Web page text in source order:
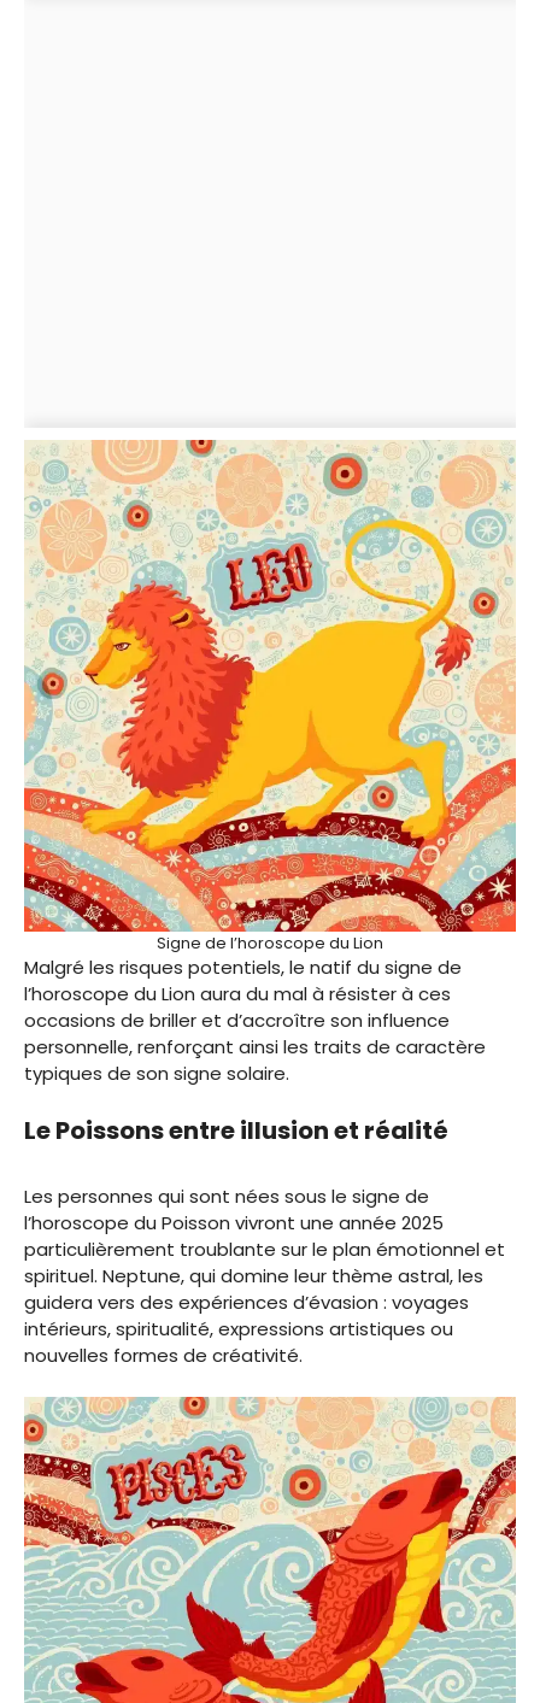
Signe de l’horoscope du Lion
Malgré les risques potentiels, le natif du signe de
l’horoscope du Lion aura du mal à résister à ces
occasions de briller et d’accroître son influence
personnelle, renforçant ainsi les traits de caractère
typiques de son signe solaire.
Le Poissons entre illusion et réalité
Les personnes qui sont nées sous le signe de
l’horoscope du Poisson vivront une année 2025
particulièrement troublante sur le plan émotionnel et
spirituel. Neptune, qui domine leur thème astral, les
guidera vers des expériences d’évasion : voyages
intérieurs, spiritualité, expressions artistiques ou
nouvelles formes de créativité.